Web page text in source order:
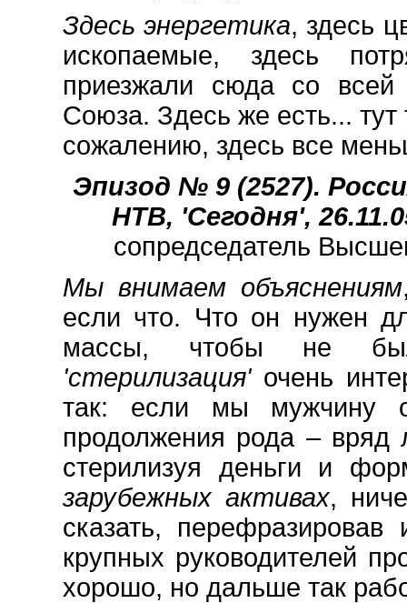
Здесь энергетика, здесь
ископаемые, здесь
приезжали сюда со
Союза. Здесь же есть...
сожалению, здесь все
Эпизод № 9 (2527).
НТВ, 'Сегодня',
сопредседатель
Мы внимаем объяснениям
если что. Что он нужен
массы, чтобы не
'стерилизация' очень
так: если мы мужчину
продолжения рода – вряд
стерилизуя деньги и
зарубежных активах,
сказать, перефразировав
крупных руководителей
хорошо, но дальше так